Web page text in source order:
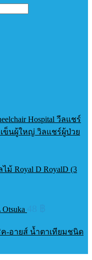
Hospital วีลแชร์
ข็นผู้ใหญ่ วิลแชร์ผู้ป่วย
ม้ Royal D RoyalD (3
ค-อายส์ น้ำตาเทียมชนิด